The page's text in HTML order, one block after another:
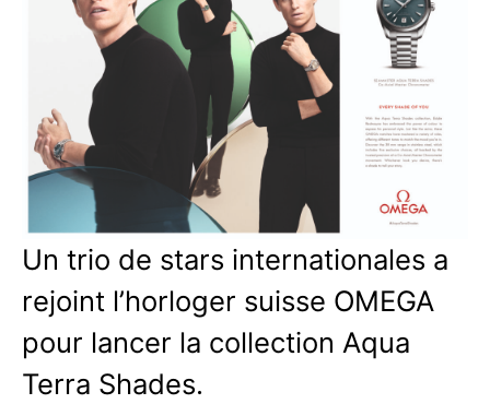
Un trio de stars internationales a
rejoint l’horloger suisse OMEGA
pour lancer la collection Aqua
Terra Shades.